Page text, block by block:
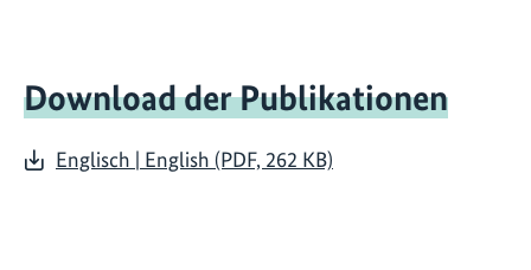
Download der Publikationen
Englisch | English (PDF, 262 KB)